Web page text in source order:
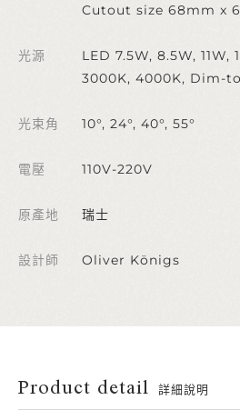
Cutout size 68mm x
光源
LED 7.5W, 8.5W,
3000K, 4000K, Dim-
光束角 10°, 24°, 40°, 55°
電壓 110V-220V
原產地 瑞士
設計師 Oliver Königs
Product detail 詳細說明